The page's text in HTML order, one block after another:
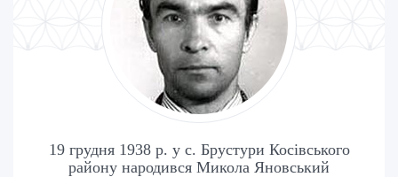
19 грудня 1938 р. у с. Брустури Косівського
району народився Микола Яновський